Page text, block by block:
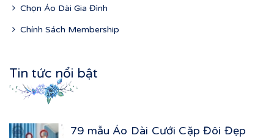
Chọn Áo Dài Gia Đình
Chính Sách Membership
Tin tức nổi bật
79 mẫu Áo Dài Cưới Cặp Đôi Đẹp